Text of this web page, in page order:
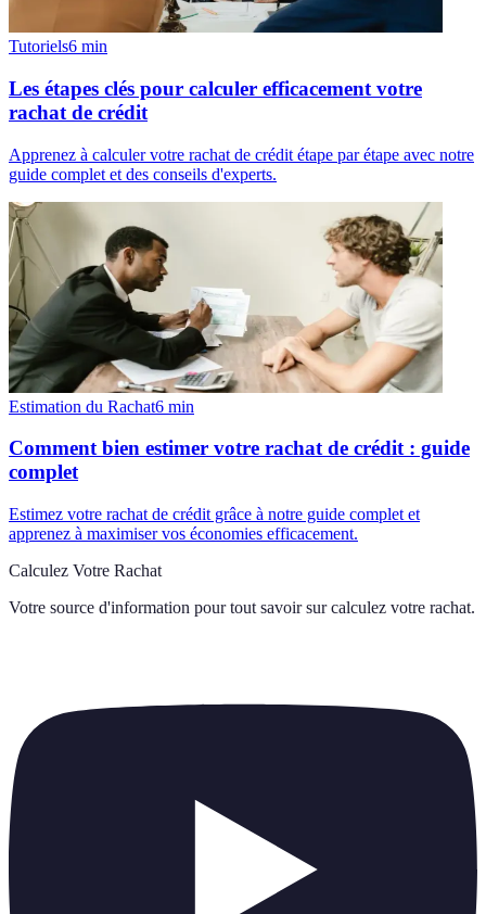
Tutoriels6 min
Les étapes clés pour calculer efficacement votre
rachat de crédit
Apprenez à calculer votre rachat de crédit étape par étape avec notre
guide complet et des conseils d'experts.
Estimation du Rachat6 min
Comment bien estimer votre rachat de crédit : guide
complet
Estimez votre rachat de crédit grâce à notre guide complet et
apprenez à maximiser vos économies efficacement.
Calculez Votre Rachat
Votre source d'information pour tout savoir sur calculez votre rachat.